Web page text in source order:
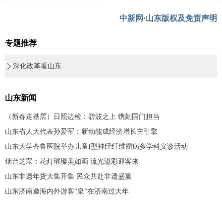
中新网·山东版权及免责声明
专题推荐
深化改革看山东
山东新闻
（新春走基层）日照边检：碧波之上 镌刻国门担当
山东省人大代表孙爱军：新动能成经济增长主引擎
山东大学齐鲁医院举办儿童I型神经纤维瘤病多学科义诊活动
烟台芝罘：花灯璀璨美如画 流光溢彩迎客来
山东非遗年货大集开集 民众共赴非遗盛宴
山东济南邀海内外游客“泉”在济南过大年